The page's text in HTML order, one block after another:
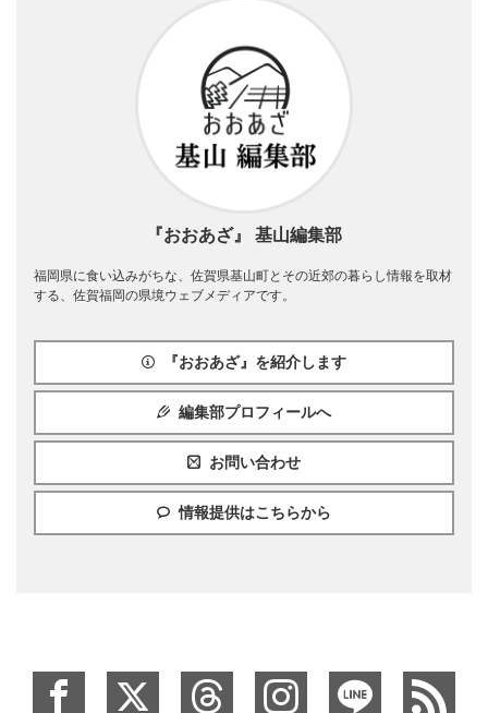
『おおあざ』 基山編集部
福岡県に食い込みがちな、佐賀県基山町とその近郊の暮らし情報を取材
する、佐賀福岡の県境ウェブメディアです。
『おおあざ』を紹介します
編集部プロフィールへ
お問い合わせ
情報提供はこちらから